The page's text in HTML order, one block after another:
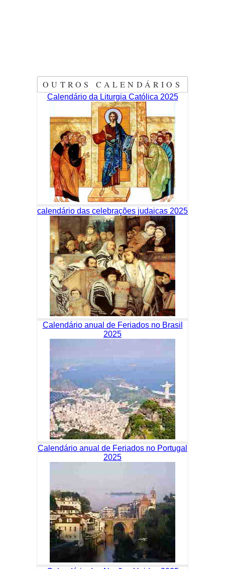
OUTROS CALENDÁRIOS
Calendário da Liturgia Católica 2025
calendário das celebrações judaicas 2025
Calendário anual de Feriados no Brasil
2025
Calendário anual de Feriados no Portugal
2025